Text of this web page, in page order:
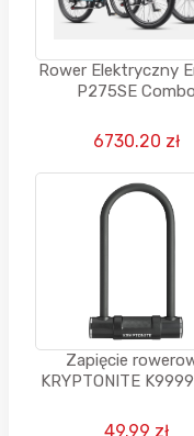
Rower Elektryczny
P275SE Combo
6730.20 zł
Zapięcie
KRYPTONITE
49.99 zł